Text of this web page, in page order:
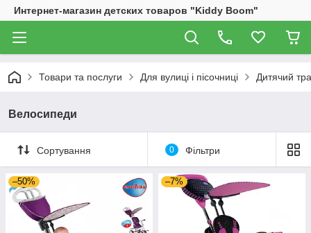
Интернет-магазин детских товаров "Kiddy Boom"
Товари та послуги Для вулиці і пісочниці Дитячий
Велосипеди
Сортування 0 Фільтри
–50% –7%